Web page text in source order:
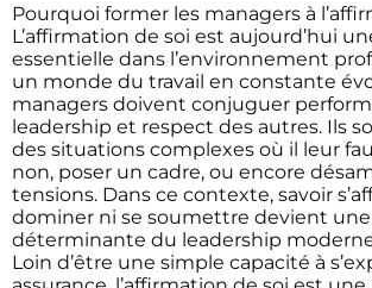
Pourquoi former les managers à
L’affirmation de soi est aujourd’hui
essentielle dans l’environnement
un monde du travail en constante
managers doivent conjuguer
leadership et respect des autres. Ils
des situations complexes où il leur
non, poser un cadre, ou encore
tensions. Dans ce contexte, savoir
dominer ni se soumettre devient
déterminante du leadership
Loin d’être une simple capacité à